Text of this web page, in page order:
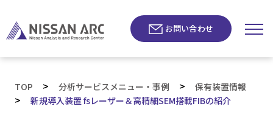
お問い合わせ
TOP > 分析サービスメニュー・事例 > 保有装置情報
> 新規導入装置 fsレーザー＆高精細SEM搭載FIBの紹介